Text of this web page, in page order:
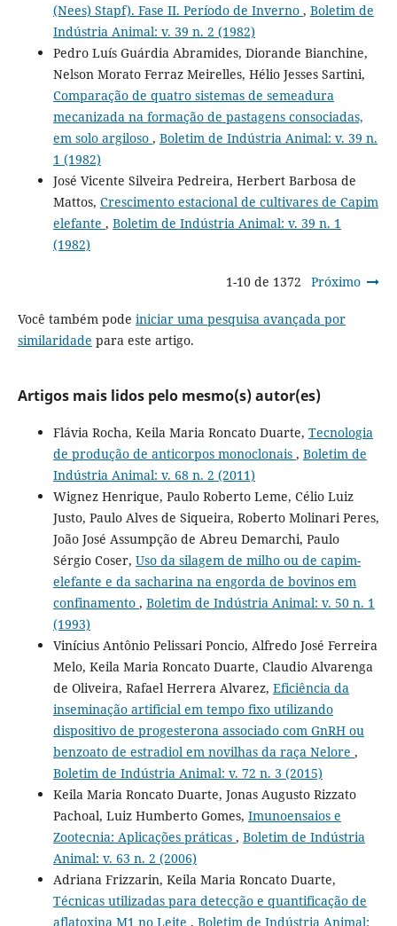
(Nees) Stapf). Fase II. Período de Inverno , Boletim de
Indústria Animal: v. 39 n. 2 (1982)
Pedro Luís Guárdia Abramides, Diorande Bianchine,
Nelson Morato Ferraz Meirelles, Hélio Jesses Sartini,
Comparação de quatro sistemas de semeadura
mecanizada na formação de pastagens consociadas,
em solo argiloso , Boletim de Indústria Animal: v. 39 n.
1 (1982)
José Vicente Silveira Pedreira, Herbert Barbosa de
Mattos, Crescimento estacional de cultivares de Capim
elefante , Boletim de Indústria Animal: v. 39 n. 1
(1982)
1-10 de 1372 Próximo
Você também pode iniciar uma pesquisa avançada por
similaridade para este artigo.
Artigos mais lidos pelo mesmo(s) autor(es)
Flávia Rocha, Keila Maria Roncato Duarte, Tecnologia
de produção de anticorpos monoclonais , Boletim de
Indústria Animal: v. 68 n. 2 (2011)
Wignez Henrique, Paulo Roberto Leme, Célio Luiz
Justo, Paulo Alves de Siqueira, Roberto Molinari Peres,
João José Assumpção de Abreu Demarchi, Paulo
Sérgio Coser, Uso da silagem de milho ou de capim-
elefante e da sacharina na engorda de bovinos em
confinamento , Boletim de Indústria Animal: v. 50 n. 1
(1993)
Vinícius Antônio Pelissari Poncio, Alfredo José Ferreira
Melo, Keila Maria Roncato Duarte, Claudio Alvarenga
de Oliveira, Rafael Herrera Alvarez, Eficiência da
inseminação artificial em tempo fixo utilizando
dispositivo de progesterona associado com GnRH ou
benzoato de estradiol em novilhas da raça Nelore ,
Boletim de Indústria Animal: v. 72 n. 3 (2015)
Keila Maria Roncato Duarte, Jonas Augusto Rizzato
Pachoal, Luiz Humberto Gomes, Imunoensaios e
Zootecnia: Aplicações práticas , Boletim de Indústria
Animal: v. 63 n. 2 (2006)
Adriana Frizzarin, Keila Maria Roncato Duarte,
Técnicas utilizadas para detecção e quantificação de
aflatoxina M1 no Leite , Boletim de Indústria Animal: